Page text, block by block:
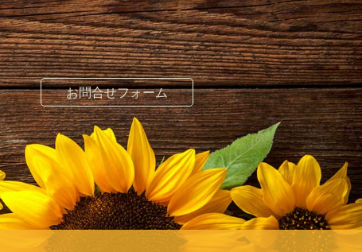
お問合せフォーム